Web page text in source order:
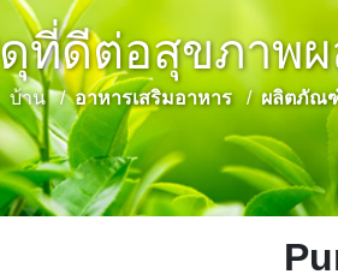
อาหาร เสริม
ภูมิคุ้มกัน
ผลิตภัณฑ์ เสริม
สมรรถภาพ ชาย
ผง ชง เครื่อง ดื่ม
ที่ดีต่อสุขภาพ
บ้าน อาหารเสริมอาหาร ผลิตภัณฑ์